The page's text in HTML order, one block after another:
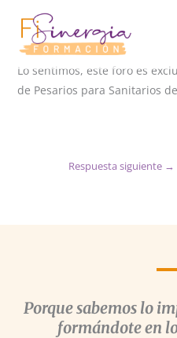
contenido
Lo sentimos, este foro es
de Pesarios para Sanitarios
Respuesta siguiente →
Porque sabemos lo
formándote en